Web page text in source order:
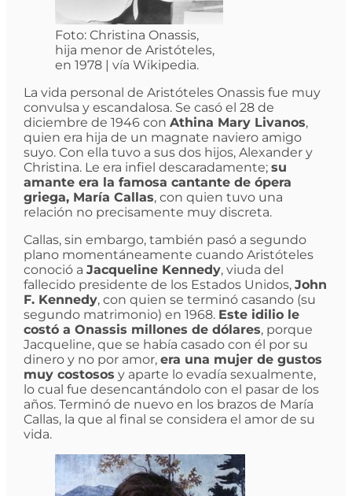
Foto: Christina Onassis,
hija menor de Aristóteles,
en 1978 | vía Wikipedia.
La vida personal de Aristóteles Onassis fue muy
convulsa y escandalosa. Se casó el 28 de
diciembre de 1946 con Athina Mary Livanos,
quien era hija de un magnate naviero amigo
suyo. Con ella tuvo a sus dos hijos, Alexander y
Christina. Le era infiel descaradamente; su
amante era la famosa cantante de ópera
griega, María Callas, con quien tuvo una
relación no precisamente muy discreta.
Callas, sin embargo, también pasó a segundo
plano momentáneamente cuando Aristóteles
conoció a Jacqueline Kennedy, viuda del
fallecido presidente de los Estados Unidos, John
F. Kennedy, con quien se terminó casando (su
segundo matrimonio) en 1968. Este idilio le
costó a Onassis millones de dólares, porque
Jacqueline, que se había casado con él por su
dinero y no por amor, era una mujer de gustos
muy costosos y aparte lo evadía sexualmente,
lo cual fue desencantándolo con el pasar de los
años. Terminó de nuevo en los brazos de María
Callas, la que al final se considera el amor de su
vida.